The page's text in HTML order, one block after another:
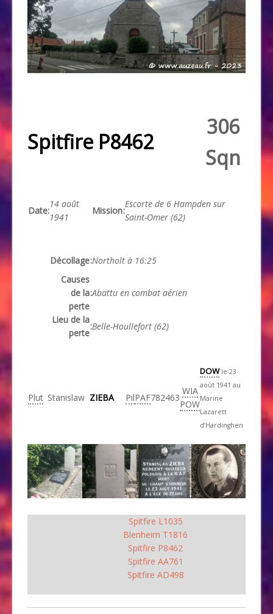
Spitfire P8462
306
Sqn
Date:
14 août
1941
Mission:
Escorte de 6 Hampden sur
Saint-Omer (62)
Décollage:Northolt à 16:25
Causes
de la
perte
:Abattu en combat aérien
Lieu de la
perte
:Belle-Houllefort (62)
Plut Stanislaw ZIEBA PilPAF782463
WIA
POW
DOWle 23
août 1941 au
Marine
Lazarett
d’Hardinghen
Spitfire L1035
Blenheim T1816
Spitfire P8462
Spitfire AA761
Spitfire AD498